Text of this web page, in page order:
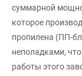
суммарной
которое
пропилена (ПП-
неполадками,
работы этого